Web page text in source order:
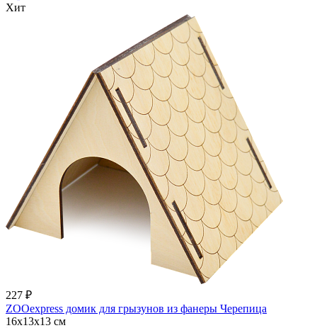
Хит
227 ₽
ZOOexpress домик для грызунов из фанеры Черепица
16х13х13 см